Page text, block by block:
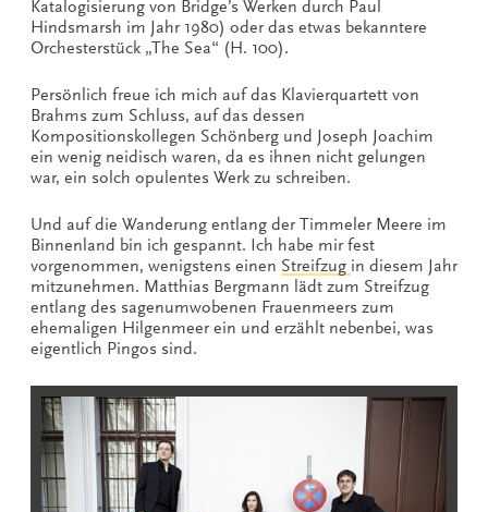
Katalogisierung von Bridge’s Werken durch Paul
Hindsmarsh im Jahr 1980) oder das etwas bekanntere
Orchesterstück „The Sea“ (H. 100).
Persönlich freue ich mich auf das Klavierquartett von
Brahms zum Schluss, auf das dessen
Kompositionskollegen Schönberg und Joseph Joachim
ein wenig neidisch waren, da es ihnen nicht gelungen
war, ein solch opulentes Werk zu schreiben.
Und auf die Wanderung entlang der Timmeler Meere im
Binnenland bin ich gespannt. Ich habe mir fest
vorgenommen, wenigstens einen Streifzug in diesem Jahr
mitzunehmen. Matthias Bergmann lädt zum Streifzug
entlang des sagenumwobenen Frauenmeers zum
ehemaligen Hilgenmeer ein und erzählt nebenbei, was
eigentlich Pingos sind.